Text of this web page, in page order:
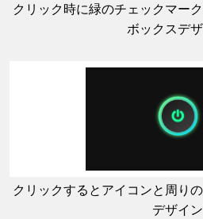
クリック時に緑のチェックマー
ボックスデ
クリックするとアイコンと周り
デザイン